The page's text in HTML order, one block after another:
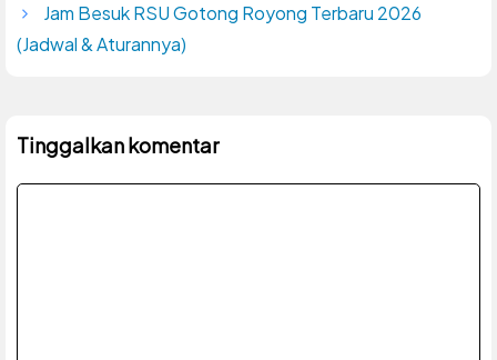
Jam Besuk RSU Gotong Royong Terbaru 2026
(Jadwal & Aturannya)
Tinggalkan komentar
Komentar